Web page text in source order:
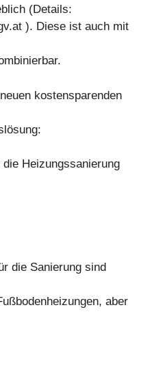
(Details:
). Diese ist auch mit
kostensparenden
Heizungssanierung
die Sanierung sind
aber